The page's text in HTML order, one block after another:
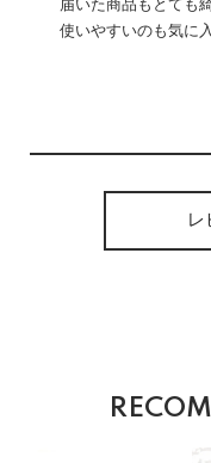
届いた商品もとても
使いやすいのも気に
レ